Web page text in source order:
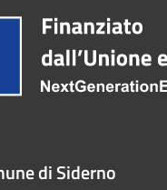
di Siderno